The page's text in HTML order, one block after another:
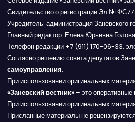
з
а
п
и
с
я
Свидетельство о регистрации Эл №
Учредитель: администрация Заневского
Главный редактор: Елена Юрьевна
Телефон редакции +7 (911) 170-06-33,
Согласно решению совета депутатов
самоуправления.
При использовании оригинальных
«Заневский вестник» – это оперативные
При использовании оригинальных
Присланные материалы не